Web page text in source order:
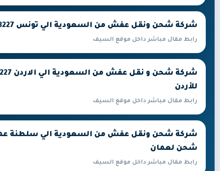
شركة شحن ونقل عفش من السعودية الي تونس 0506688227
رابط مقال مباشر داخل موقع السيف
للأردن
رابط مقال مباشر داخل موقع السيف
شحن لعمان
رابط مقال مباشر داخل موقع السيف